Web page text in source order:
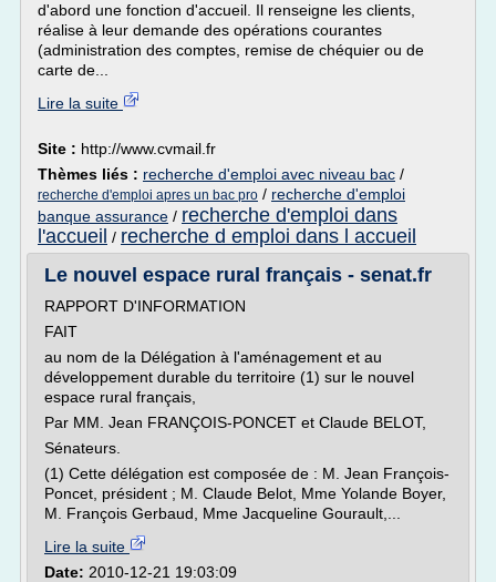
d'abord une fonction d'accueil. Il renseigne les clients,
réalise à leur demande des opérations courantes
(administration des comptes, remise de chéquier ou de
carte de...
Lire la suite
Site : http://www.cvmail.fr
Thèmes liés : recherche d'emploi avec niveau bac /
recherche d'emploi apres un bac pro / recherche d'emploi
banque assurance / recherche d'emploi dans
l'accueil / recherche d emploi dans l accueil
Le nouvel espace rural français - senat.fr
RAPPORT D'INFORMATION
FAIT
au nom de la Délégation à l'aménagement et au
développement durable du territoire (1) sur le nouvel
espace rural français,
Par MM. Jean FRANÇOIS-PONCET et Claude BELOT,
Sénateurs.
(1) Cette délégation est composée de : M. Jean François-
Poncet, président ; M. Claude Belot, Mme Yolande Boyer,
M. François Gerbaud, Mme Jacqueline Gourault,...
Lire la suite
Date: 2010-12-21 19:03:09